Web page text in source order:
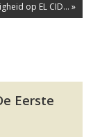
op EL CID... »
Eerste